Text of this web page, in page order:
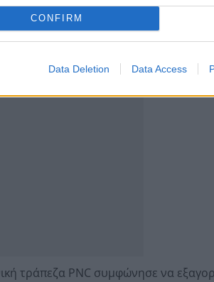
CONFIRM
Data Deletion Data Access
της ανεργίας ανέβηκε στο
προσδοκίες ότι η Fed θα
πιο ελκυστικό για τους επενδυτές.
τράπεζα PNC συμφώνησε να